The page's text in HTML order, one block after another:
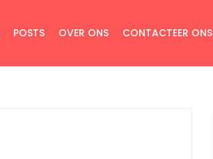
POSTS OVER ONS CONTACTEER ONS